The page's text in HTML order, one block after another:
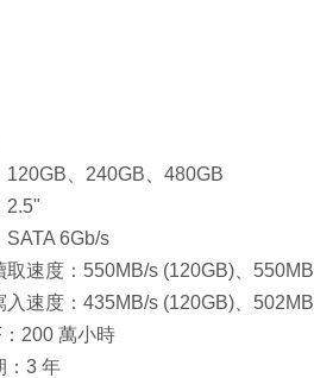
120GB、240GB、480GB
2.5"
SATA 6Gb/s
取速度：550MB/s (120GB)、
入速度：435MB/s (120GB)、
200 萬小時
：3 年